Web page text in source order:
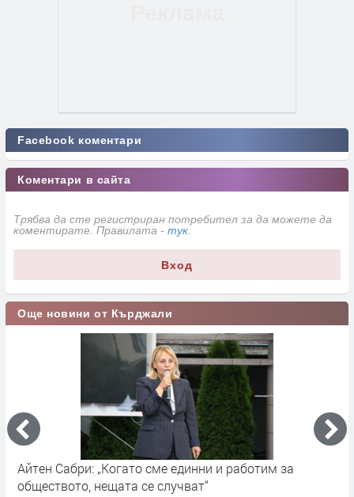
Facebook коментари
Коментари в сайта
Трябва да сте регистриран потребител за да можете да
коментирате. Правилата - тук
Вход
Още новини от Кърджали
Айтен Сабри: „Когато сме единни и работим за
обществото, нещата се случват“